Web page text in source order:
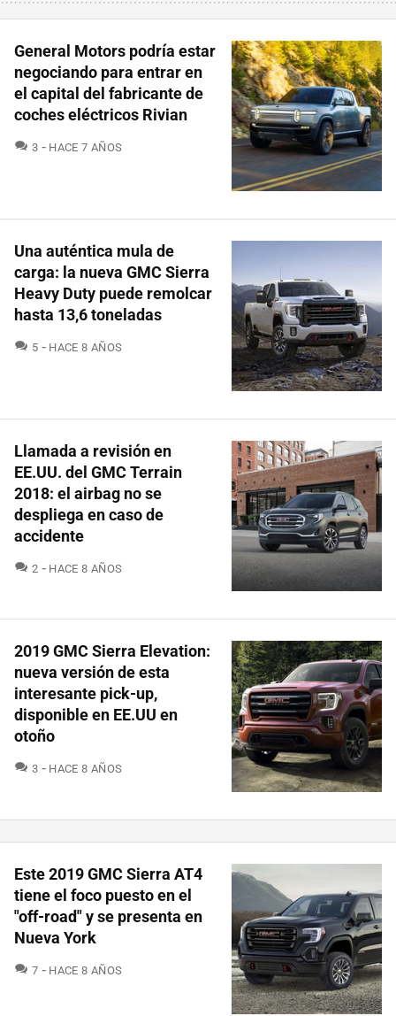
General Motors podría estar
negociando para entrar en
el capital del fabricante de
coches eléctricos Rivian
3 COMENTARIOS
HACE 7 AÑOS
Una auténtica mula de
carga: la nueva GMC Sierra
Heavy Duty puede remolcar
hasta 13,6 toneladas
5 COMENTARIOS
HACE 8 AÑOS
Llamada a revisión en
EE.UU. del GMC Terrain
2018: el airbag no se
despliega en caso de
accidente
2 COMENTARIOS
HACE 8 AÑOS
2019 GMC Sierra Elevation:
nueva versión de esta
interesante pick-up,
disponible en EE.UU en
otoño
3 COMENTARIOS
HACE 8 AÑOS
Este 2019 GMC Sierra AT4
tiene el foco puesto en el
"off-road" y se presenta en
Nueva York
7 COMENTARIOS
HACE 8 AÑOS